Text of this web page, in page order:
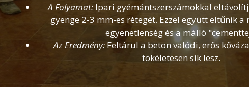
A Folyamat:Ipari gyémántszerszámokkal
gyenge 2-3 mm-es rétegét. Ezzel együtt eltűnik a
egyenetlenség és a málló
Az Eredmény: Feltárul a beton valódi, erős
tökéletesen sík lesz.